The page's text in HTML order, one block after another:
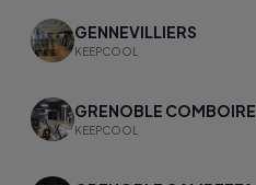
GENNEVILLIERS
KEEPCOOL
GRENOBLE COMBOIRE
KEEPCOOL